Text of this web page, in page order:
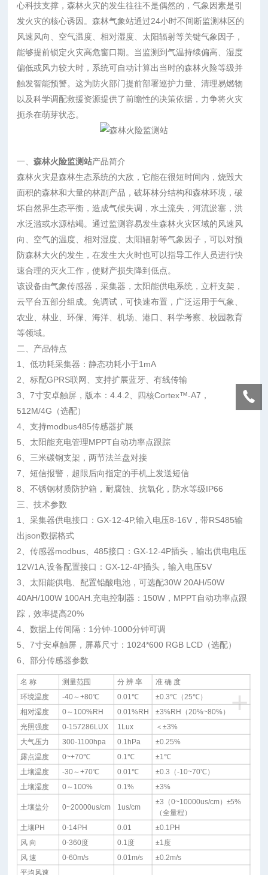
心科技支撑，森林火灾的发生往往不是偶然的，气象因素是引
发火灾的核心诱因。森林气象站通过24小时不间断监测林区的
风速风向、空气温度、相对湿度、太阳辐射等关键气象因子，
能够提前锁定火灾高危窗口期。当监测到气温持续偏高、湿度
偏低或风力较大时，系统可自动计算出当时的森林火险等级并
触发智能预警。这为防火部门提前部署巡护力量、清理易燃物
以及科学调配救援资源提供了前瞻性的决策依据，力争将火灾
扼杀在萌芽状态。
一、森林火险监测站产品简介
森林火灾是森林生态系统的大敌，它能在很短时间内，烧毁大
面积的森林和大量的林副产品，破坏林分结构和森林环境，破
坏自然界生态平衡，造成气候失调，水土流失，河流淤塞，洪
水泛滥或水源枯竭。通过监测容易发生森林火灾区域的风速风
向、空气的温度、相对湿度、太阳辐射等气象因子，可以对预
防森林大火的发生，在发生大火时也可以指导工作人员进行快
速合理的灭火工作，使财产损失降到低点。
该设备由气象传感器，采集器，太阳能供电系统，立杆支架，
云平台五部分组成。免调试，可快速布置，广泛运用于气象、
农业、林业、环保、海洋、机场、港口、科学考察、校园教育
等领域。
二、产品特点
1、低功耗采集器：静态功耗小于1mA
2、标配GPRS联网、支持扩展蓝牙、有线传输
3、7寸安卓触屏，版本：4.4.2、四核Cortex™-A7，
512M/4G（选配）
4、支持modbus485传感器扩展
5、太阳能充电管理MPPT自动功率点跟踪
6、三米碳钢支架，两节法兰盘对接
7、短信报警，超限后向指定的手机上发送短信
8、不锈钢材质防护箱，耐腐蚀、抗氧化，防水等级IP66
三、技术参数
1、 采集器供电接口：GX-12-4P,输入电压8-16V，带RS485输
出json数据格式
2、传感器modbus、485接口：GX-12-4P插头，输出供电电压
12V/1A,设备配置接口：GX-12-4P插头，输入电压5V
3、太阳能供电、配置铅酸电池，可选配30W 20AH/50W
40AH/100W 100AH.充电控制器：150W，MPPT自动功率点跟
踪，效率提高20%
4、数据上传间隔：1分钟-1000分钟可调
5、7寸安卓触屏，屏幕尺寸：1024*600 RGB LCD（选配）
6、部分传感器参数
+
名 称 测量范围 分 辨 率 准 确 度
环境温度 -40～+80℃ 0.01℃
±0.3℃（25℃）
相对湿度
0～100%RH 0.01%RH
±3%RH（20%~80%）
光照强度
0-157286LUX 1Lux
＜±3%
大气压力
300-1100hpa 0.1hPa
±0.25%
露点温度
0~+70℃ 0.1℃
±1℃
土壤温度
-30～+70℃ 0.01℃ ±0.3（-10~70℃）
土壤湿度 0～100% 0.1% ±3%
土壤盐分 0~20000us/cm 1us/cm
±3（0~10000us/cm）±5%
（全量程）
土壤PH
0-14PH 0.01 ±0.1PH
风 向 0-360度 0.1度 ±1度
风 速 0-60m/s 0.01m/s
±0.2m/s
平均风速